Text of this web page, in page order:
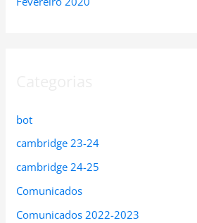
bot
cambridge 23-24
cambridge 24-25
Comunicados
Comunicados 2022-2023